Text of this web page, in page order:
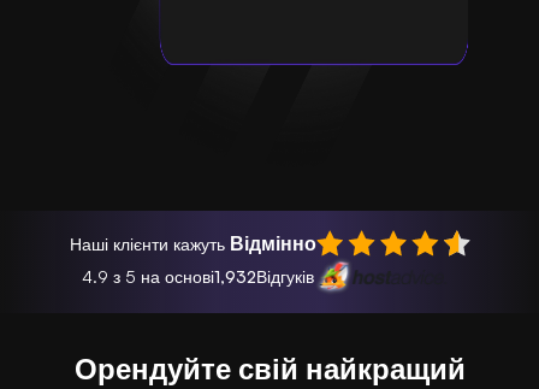
Наші клієнти кажуть Відмінно
4.9 з 5 на основі1,932Відгуків
Орендуйте свій найкращий